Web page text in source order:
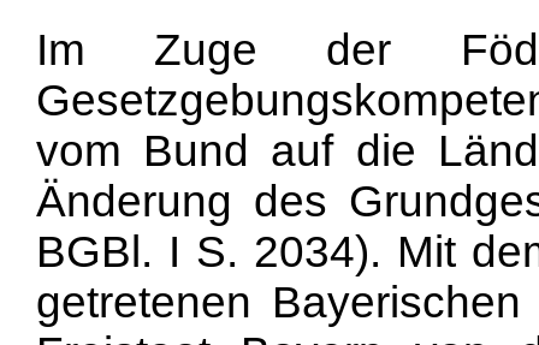
Im Zuge der
vom Bund auf die
Änderung des
BGBl. I S. 2034). Mit
getretenen